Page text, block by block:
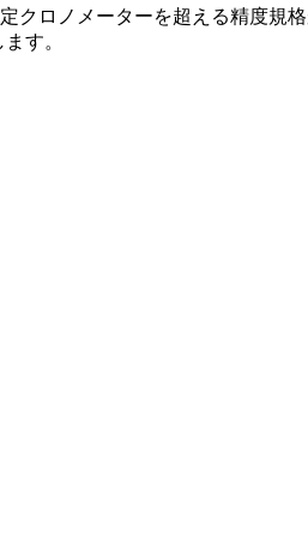
クロノメーターを超える精度
す。